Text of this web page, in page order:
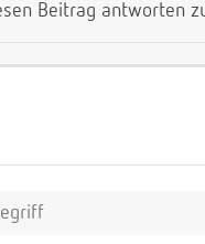
Beitrag antworten